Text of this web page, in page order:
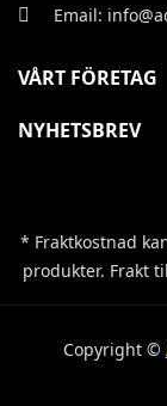
Email:
VÅRT FÖRETAG
NYHETSBREV
* Fraktkostnad
produkter. Frakt
Copyright ©